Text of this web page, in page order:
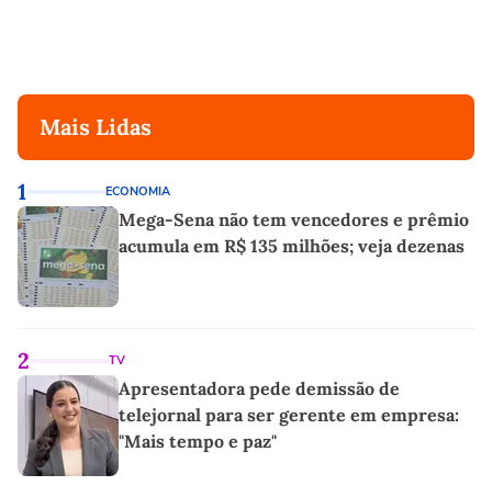
Mais Lidas
1 ECONOMIA
Mega-Sena não tem vencedores e prêmio
acumula em R$ 135 milhões; veja dezenas
2 TV
Apresentadora pede demissão de
telejornal para ser gerente em empresa:
"Mais tempo e paz"